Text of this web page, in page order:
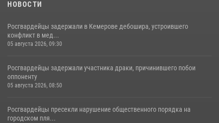
НОВОСТИ
Росгвардейцы задержали в Кемерове дебошира, устроившего
конфликт в мед...
05 августа 2026, 09:30
Росгвардейцы задержали участника драки, причинившего побои
оппоненту
05 августа 2026, 08:50
Росгвардейцы пресекли нарушение общественного порядка на
городском пля...